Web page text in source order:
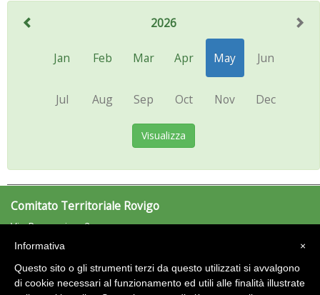
2026
Jan Feb Mar Apr May Jun
Jul Aug Sep Oct Nov Dec
Visualizza
Comitato Territoriale Rovigo
Via Ramazzina, 2
45100 Rovigo (RO)
e-mail:rovigo@uisp.it
×
Informativa
Questo sito o gli strumenti terzi da questo utilizzati si avvalgono
di cookie necessari al funzionamento ed utili alle finalità illustrate